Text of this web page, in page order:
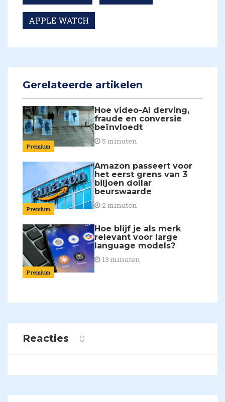
APPLE WATCH
Gerelateerde artikelen
Premium
Hoe video-AI derving,
fraude en conversie
beïnvloedt
5 minuten
Premium
Amazon passeert voor
het eerst grens van 3
biljoen dollar
beurswaarde
2 minuten
Premium
Hoe blijf je als merk
relevant voor large
language models?
13 minuten
Reacties 0